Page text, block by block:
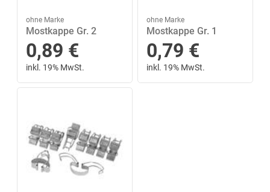
ohne Marke
Mostkappe Gr. 2
0,89 €
inkl. 19% MwSt.
ohne Marke
Mostkappe Gr. 1
0,79 €
inkl. 19% MwSt.